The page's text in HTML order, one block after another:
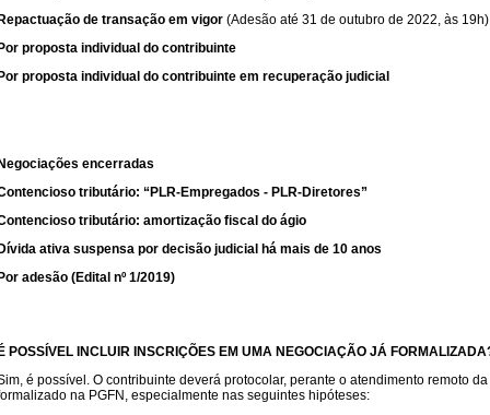
de transação em vigor (Adesão até 31 de outubro de 2022, às 19h)
proposta individual do contribuinte
proposta individual do contribuinte em recuperação judicial
encerradas
tributário: “PLR-Empregados - PLR-Diretores”
tributário: amortização fiscal do ágio
ativa suspensa por decisão judicial há mais de 10 anos
adesão (Edital nº 1/2019)
POSSÍVEL INCLUIR INSCRIÇÕES EM UMA NEGOCIAÇÃO JÁ
é possível. O contribuinte deverá protocolar, perante o atendimento remoto
na PGFN, especialmente nas seguintes hipóteses: